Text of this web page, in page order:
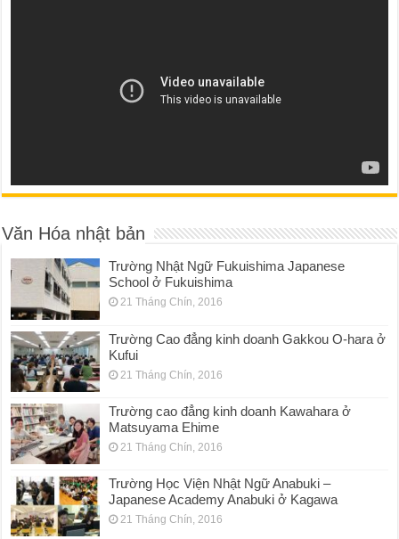
Văn Hóa nhật bản
Trường Nhật Ngữ Fukuishima Japanese
School ở Fukuishima
21 Tháng Chín, 2016
Trường Cao đẳng kinh doanh Gakkou O-hara ở
Kufui
21 Tháng Chín, 2016
Trường cao đẳng kinh doanh Kawahara ở
Matsuyama Ehime
21 Tháng Chín, 2016
Trường Học Viện Nhật Ngữ Anabuki –
Japanese Academy Anabuki ở Kagawa
21 Tháng Chín, 2016